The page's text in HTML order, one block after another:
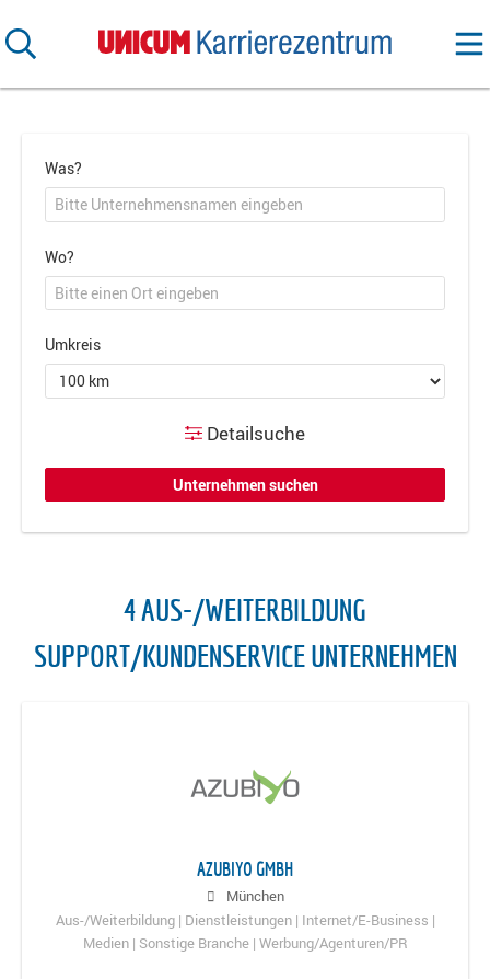
Was?
Wo?
Umkreis
Detailsuche
4 AUS-/WEITERBILDUNG
SUPPORT/KUNDENSERVICE UNTERNEHMEN
AZUBIYO GMBH
München
Aus-/Weiterbildung | Dienstleistungen | Internet/E-Business |
Medien | Sonstige Branche | Werbung/Agenturen/PR